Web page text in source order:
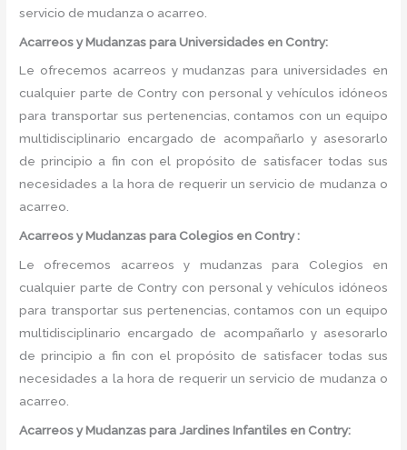
servicio de mudanza o acarreo.
Acarreos y Mudanzas para Universidades en Contry:
Le ofrecemos acarreos y mudanzas para universidades en
cualquier parte de Contry con personal y vehículos idóneos
para transportar sus pertenencias, contamos con un equipo
multidisciplinario encargado de acompañarlo y asesorarlo
de principio a fin con el propósito de satisfacer todas sus
necesidades a la hora de requerir un servicio de mudanza o
acarreo.
Acarreos y Mudanzas para Colegios en Contry :
Le ofrecemos acarreos y mudanzas para Colegios en
cualquier parte de Contry con personal y vehículos idóneos
para transportar sus pertenencias, contamos con un equipo
multidisciplinario encargado de acompañarlo y asesorarlo
de principio a fin con el propósito de satisfacer todas sus
necesidades a la hora de requerir un servicio de mudanza o
acarreo.
Acarreos y Mudanzas para Jardines Infantiles en Contry: